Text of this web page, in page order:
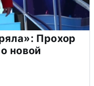
Прохор
новой